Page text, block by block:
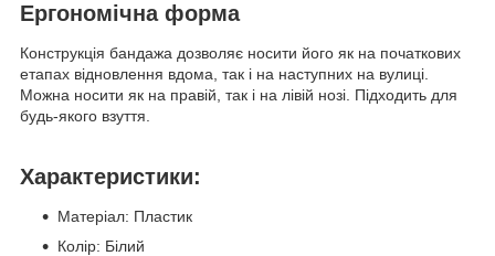
Ергономічна форма
Конструкція бандажа дозволяє носити його як на початкових
етапах відновлення вдома, так і на наступних на вулиці.
Можна носити як на правій, так і на лівій нозі. Підходить для
будь-якого взуття.
Характеристики:
Матеріал: Пластик
Колір: Білий